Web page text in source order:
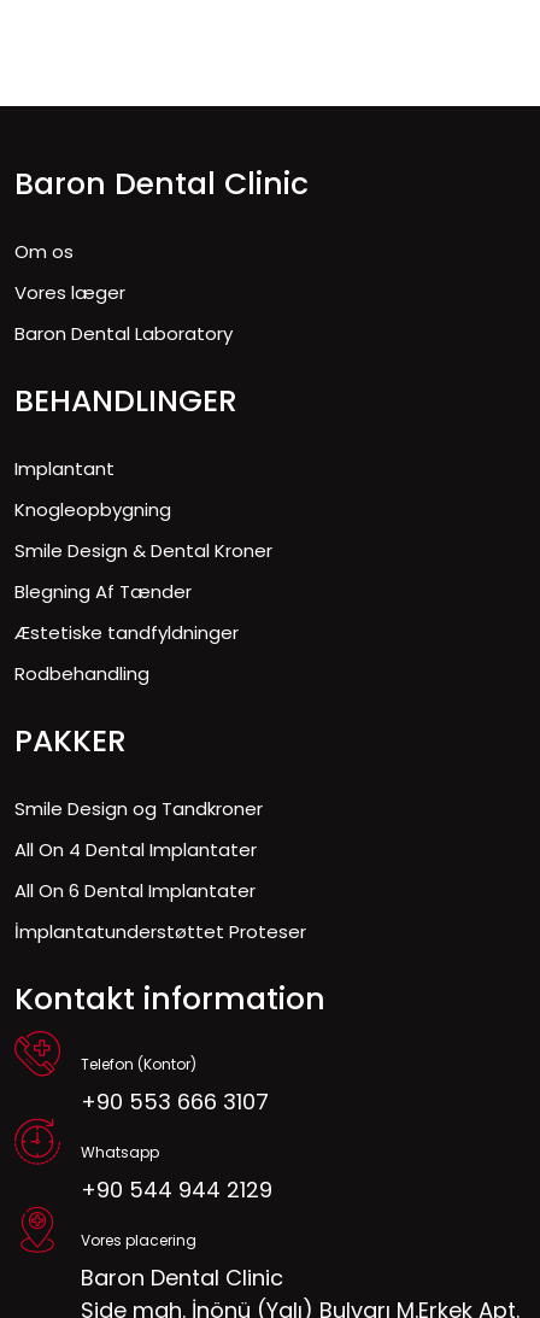
Baron Dental Clinic
Om os
Vores læger
Baron Dental Laboratory
BEHANDLINGER
Implantant
Knogleopbygning
Smile Design & Dental Kroner
Blegning Af Tænder
Æstetiske tandfyldninger
Rodbehandling
PAKKER
Smile Design og Tandkroner
All On 4 Dental Implantater
All On 6 Dental Implantater
İmplantatunderstøttet Proteser
Kontakt information
Telefon (Kontor)
+90 553 666 3107
Whatsapp
+90 544 944 2129
Vores placering
Baron Dental Clinic
Side mah. İnönü (Yalı) Bulvarı M.Erkek Apt.